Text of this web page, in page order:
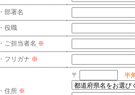
・部署名
・役職
・ご担当者名 ※
・フリガナ ※
・住所 ※
〒 半